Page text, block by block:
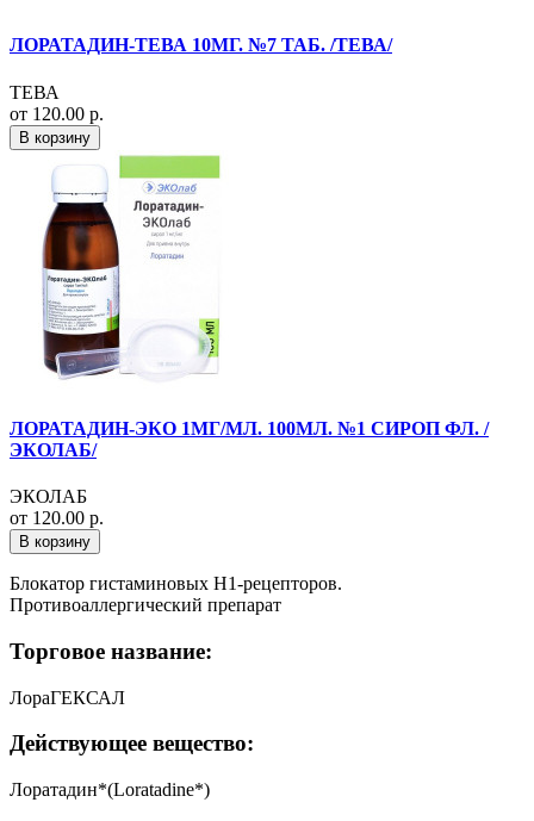
ЛОРАТАДИН-ТЕВА 10МГ. №7 ТАБ. /ТЕВА/
ТЕВА
от 120.00 р.
В корзину
ЛОРАТАДИН-ЭКО 1МГ/МЛ. 100МЛ. №1 СИРОП ФЛ. /
ЭКОЛАБ/
ЭКОЛАБ
от 120.00 р.
В корзину
Блокатор гистаминовых Н1-рецепторов.
Противоаллергический препарат
Торговое название:
ЛораГЕКСАЛ
Действующее вещество:
Лоратадин*(Loratadine*)